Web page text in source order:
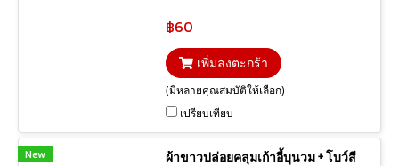
฿60
เพิ่มลงตะกร้า
(มีหลายคุณสมบัติให้เลือก)
เปรียบเทียบ
New
ผ้าขาวปล่อยคลุมเก้าอี้บุนวม + โบว์สี